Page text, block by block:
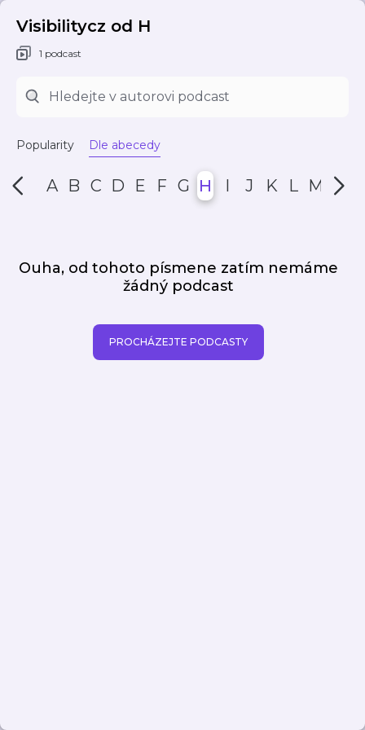
Visibilitycz od H
1 podcast
Popularity Dle abecedy
A B C D E F G H I J K L M N
Ouha, od tohoto písmene zatím nemáme
žádný podcast
PROCHÁZEJTE PODCASTY